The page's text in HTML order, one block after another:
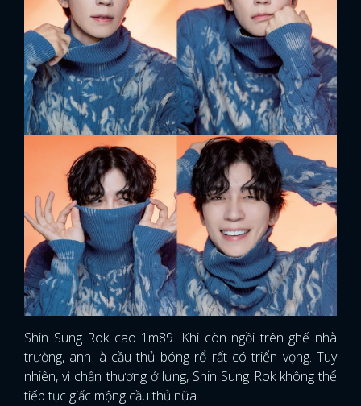
Shin Sung Rok cao 1m89. Khi còn ngồi trên ghế nhà
trường, anh là cầu thủ bóng rổ rất có triển vọng. Tuy
nhiên, vì chấn thương ở lưng, Shin Sung Rok không thể
tiếp tục giấc mộng cầu thủ nữa.